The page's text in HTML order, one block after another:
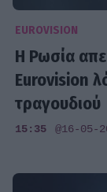
EUROVISION
Η Ρωσία
Eurovision
τραγουδιού
15:35 @16-05-